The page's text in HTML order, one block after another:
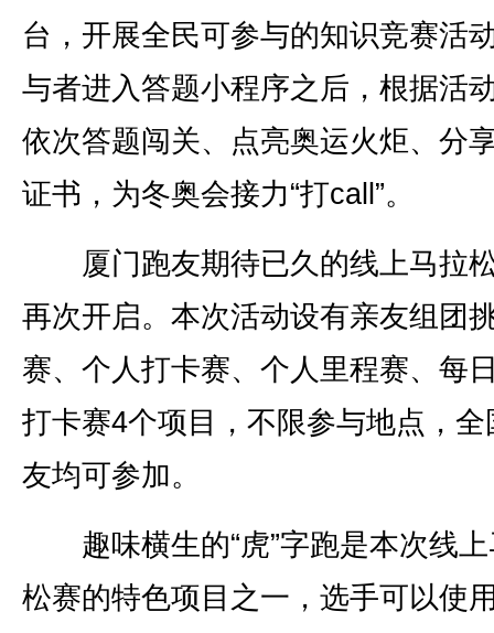
台，开展全民可参与的知识竞赛活
与者进入答题小程序之后，根据活
依次答题闯关、点亮奥运火炬、分
证书，为冬奥会接力“打call”。
厦门跑友期待已久的线上马拉
再次开启。本次活动设有亲友组团
赛、个人打卡赛、个人里程赛、每
打卡赛4个项目，不限参与地点，全
友均可参加。
趣味横生的“虎”字跑是本次线上
松赛的特色项目之一，选手可以使